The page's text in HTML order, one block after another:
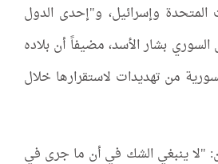
المتحدة وإسرائيل، و"إحدى الدول
بشار الأسد، مضيفاً أن بلاده
من تهديدات لاستقرارها خلال
"لا ينبغي الشك في أن ما جرى في